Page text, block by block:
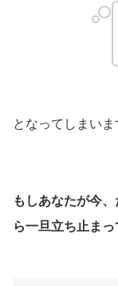
となってしまいま
もしあなたが今
ら一旦立ち止ま